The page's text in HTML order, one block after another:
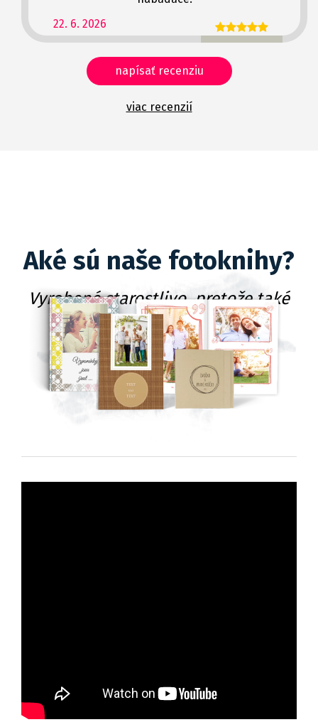
22. 6. 2026
napísať recenziu
viac recenzií
Aké sú naše fotoknihy?
Vyrobené starostlivo, pretože také
darčeky radi balíme!